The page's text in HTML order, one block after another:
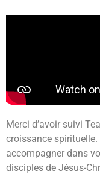
Merci d’avoir suivi
croissance
accompagner dans
disciples de Jésus-